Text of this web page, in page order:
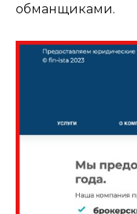
обманщиками.